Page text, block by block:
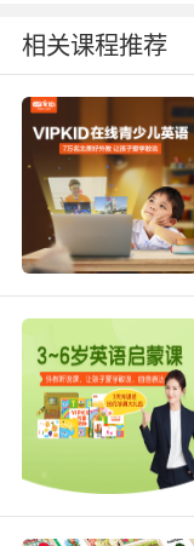
移民与当地印
地理解这个词
到“kangaroo”
利亚特有的动
并对澳大利亚
式，孩子们不
知识面，增强他
地理知识与语
的重要组成部
还能帮助他们
学习到“the
他们知道这是
上最大的珊瑚
词的含义，并
同样，当孩子
相关课程推荐